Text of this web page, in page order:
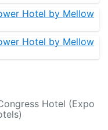
Hotel (Expo